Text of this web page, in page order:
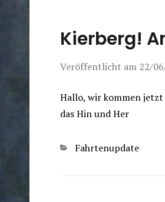
Kierberg!
Veröffentlicht am 22/
Hallo, wir kommen jetzt
das Hin und Her
Kategorien
Fahrtenupdate